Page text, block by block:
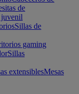
de
Sillas de
gaming
Sillas
extensiblesMesas